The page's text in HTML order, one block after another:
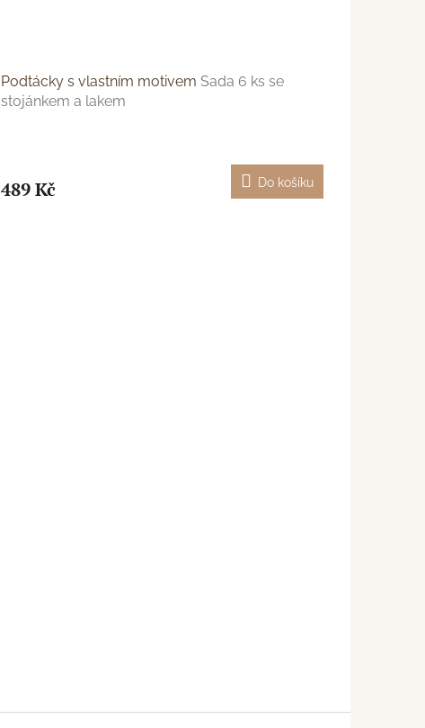
Podtácky s vlastním motivem Sada 6 ks se
stojánkem a lakem
489 Kč Do košíku